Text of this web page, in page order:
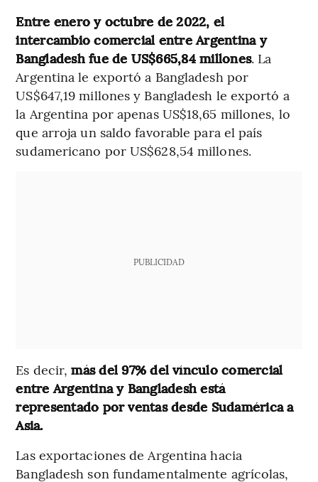
Entre enero y octubre de 2022, el
intercambio comercial entre Argentina y
Bangladesh fue de US$665,84 millones. La
Argentina le exportó a Bangladesh por
US$647,19 millones y Bangladesh le exportó a
la Argentina por apenas US$18,65 millones, lo
que arroja un saldo favorable para el país
sudamericano por US$628,54 millones.
PUBLICIDAD
Es decir,más del 97% del vínculo comercial
entre Argentina y Bangladesh está
representado por ventas desde Sudamérica a
Asia.
Las exportaciones de Argentina hacia
Bangladesh son fundamentalmente agrícolas,